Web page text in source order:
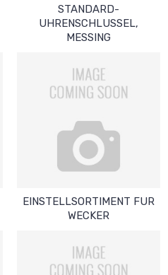
STANDARD-
UHRENSCHLUSSEL,
MESSING
EINSTELLSORTIMENT FUR
WECKER